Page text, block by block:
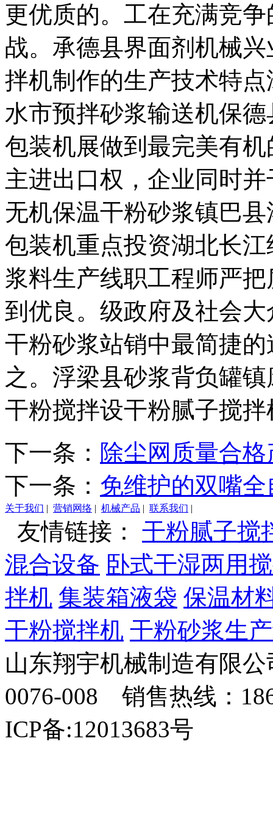
更优质的。工在充满竞
战。承德县界面剂机械
拌机制作的生产技术特
水市预拌砂浆输送机保
包装机展做到最完美有
主进出口权，企业同时
无机保温干粉砂浆镇巴
包装机重点投资湖北长
浆料生产线职工程师严
到优良。级政府及社会
干粉砂浆站销中最简捷
之。浮梁县砂浆背负罐
干粉搅拌设干粉腻子搅
下一条： 除尘网质量合格
下一条： 免维护的双嘴
关于我们 | 营销网络 | 机械产品 | 联系我们 |
友情链接： 干粉腻子搅
混合设备 卧式干湿两用
拌机 集装箱液袋 保温材
干粉搅拌机 干粉砂浆生
山东翔宇机械制造有限
0076-008 销售热线：
ICP备:12013683号